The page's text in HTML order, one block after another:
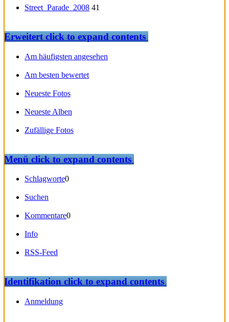
Street_Parade_2008 41
Erweitertclick to expand contents
Am häufigsten angesehen
Am besten bewertet
Neueste Fotos
Neueste Alben
Zufällige Fotos
Menüclick to expand contents
Schlagworte0
Suchen
Kommentare0
Info
RSS-Feed
Identifikationclick to expand contents
Anmeldung